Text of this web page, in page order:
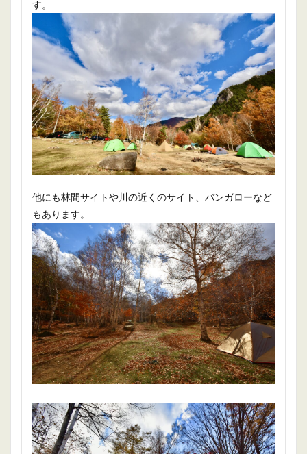
す。
他にも林間サイトや川の近くのサイト、バンガローなど
もあります。